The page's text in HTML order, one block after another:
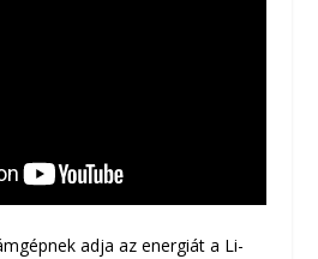
adja az energiát a Li-